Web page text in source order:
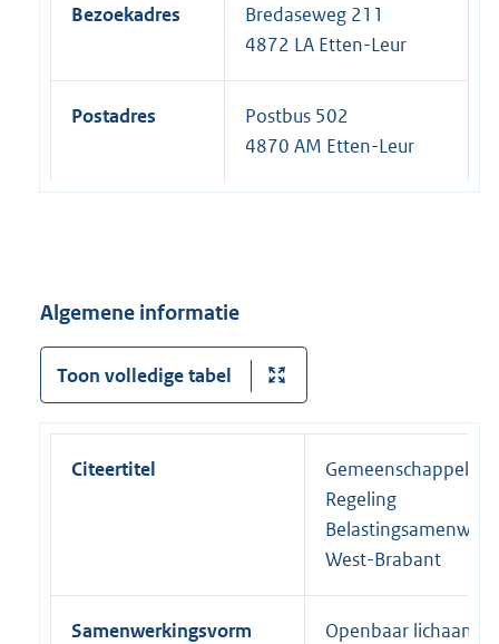
Bezoekadres
Bredaseweg 211
4872 LA Etten-Leur
Postadres
Postbus 502
4870 AM Etten-Leur
Algemene informatie
Toon volledige tabel
Citeertitel
Gemeenschappelijke
Regeling
West-Brabant
Samenwerkingsvorm Openbaar lichaam